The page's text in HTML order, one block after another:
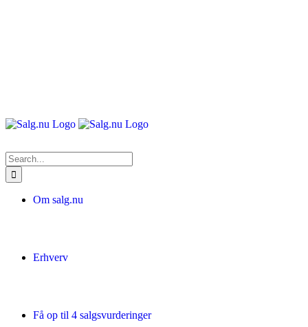
Search
for:
Om salg.nu
Erhverv
Få op til 4 salgsvurderinger